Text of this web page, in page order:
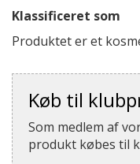
Klassificeret som
Produktet er et
Køb til
Som medlem af
produkt købes til